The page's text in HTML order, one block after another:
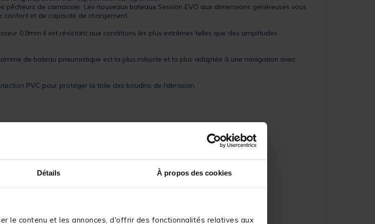
Détails À propos des cookies
le contenu et les annonces, d'offrir des fonctionnalités relatives aux
de carnassier. Les nouveaux bateaux Session EVO aux dimensions généreuses vous
confort et de capacité de chargement.
0.9mm il est résistant aux conditions les plus extrêmes telles que des amplitudes
de bateau pneumatique est la plus robuste et la plus adaptée à une navigation avec
PVC pour protéger la toile des boudins de l’abrasion.